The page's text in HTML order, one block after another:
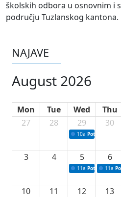
školskih odbora u osnovnim i
području Tuzlanskog kantona.
NAJAVE
August 2026
Mon Tue Wed Thu
27
28 29
10a Potpisivanje
30
3 4 5
11a Potpisivanje
6
11a
10 11 12 13